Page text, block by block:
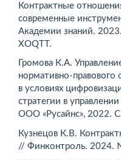
Контрактные
современные
Академии знаний.
XOQTT.
Громова К.А.
нормативно-правового
в условиях
стратегии в
ООО «Русайнс», 2022.
Кузнецов К.В.
// Финконтроль. 2024.